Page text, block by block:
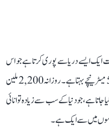
ایک ایسے دریا سے پوری کرتا ہے جو اس
سے تقریباً 100 کلومیٹر دور اور تقریباً 500 میٹر نیچے بہتا ہے۔ روزانہ 2,200 ملین
جاتا ہے، جو دنیا کے سب سے زیادہ توانائی
میں سے ایک ہے۔